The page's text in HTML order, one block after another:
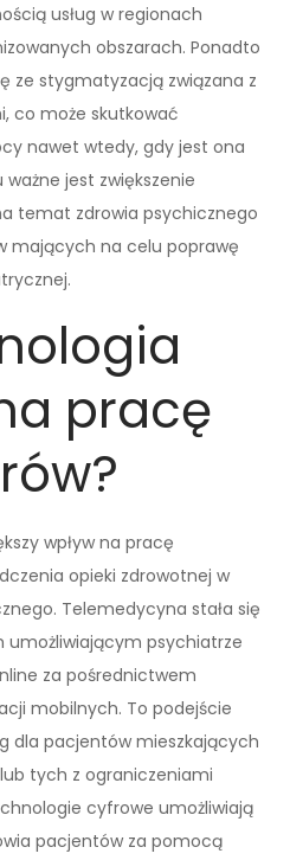
usług w regionach
obszarach. Ponadto
ze stygmatyzacją związana z
co może skutkować
nawet wtedy, gdy jest ona
jest zwiększenie
temat zdrowia psychicznego
mających na celu poprawę
pracę
wpływ na pracę
opieki zdrowotnej w
Telemedycyna stała się
umożliwiającym psychiatrze
za pośrednictwem
mobilnych. To podejście
dla pacjentów mieszkających
tych z ograniczeniami
cyfrowe umożliwiają
pacjentów za pomocą